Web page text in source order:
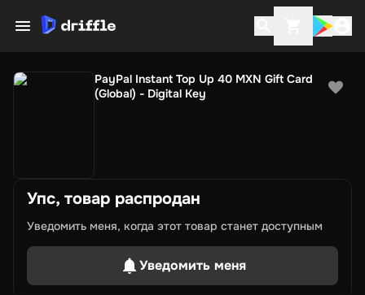
PayPal Instant Top Up 40 MXN Gift Card
(Global) - Digital Key
Упс, товар распродан
Уведомить меня, когда этот товар станет доступным
Уведомить меня